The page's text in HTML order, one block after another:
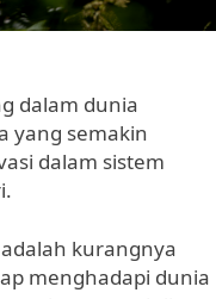
dalam dunia
yang semakin
dalam sistem
kurangnya
menghadapi dunia